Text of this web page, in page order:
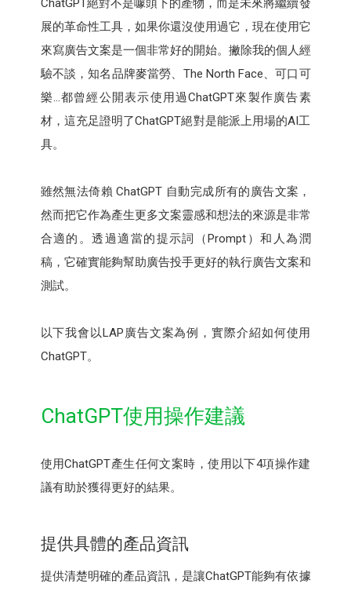
ChatGPT絕對不是噱頭下的產物，而是未來將繼續發
展的革命性工具，如果你還沒使用過它，現在使用它
來寫廣告文案是一個非常好的開始。撇除我的個人經
驗不談，知名品牌麥當勞、The North Face、可口可
樂…都曾經公開表示使用過ChatGPT來製作廣告素
材，這充足證明了ChatGPT絕對是能派上用場的AI工
具。
雖然無法倚賴 ChatGPT 自動完成所有的廣告文案，
然而把它作為產生更多文案靈感和想法的來源是非常
合適的。透過適當的提示詞（Prompt）和人為潤
稿，它確實能夠幫助廣告投手更好的執行廣告文案和
測試。
以下我會以LAP廣告文案為例，實際介紹如何使用
ChatGPT。
ChatGPT使用操作建議
使用ChatGPT產生任何文案時，使用以下4項操作建
議有助於獲得更好的結果。
提供具體的產品資訊
提供清楚明確的產品資訊，是讓ChatGPT能夠有依據